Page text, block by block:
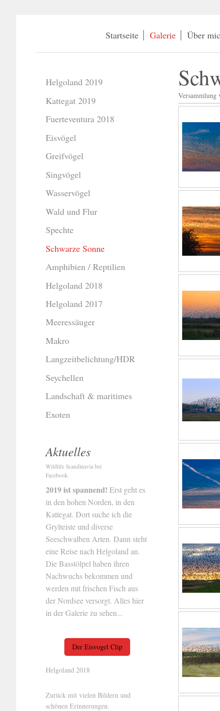
Startseite Galerie Über
Versammlung
Helgoland 2019
Kattegat 2019
Fuerteventura 2018
Eisvögel
Greifvögel
Singvögel
Wasservögel
Wald und Flur
Spechte
Schwarze Sonne
Amphibien / Reptilien
Helgoland 2018
Helgoland 2017
Meeressäuger
Makro
Langzeitbelichtung/HDR
Seychellen
Landschaft & maritimes
Exoten
Aktuelles
Wildlife Scandinavia bei
Facebook.
2019 ist spannend! Erst geht es
in den hohen Norden, in den
Kattegat. Dort suche ich die
Grylteiste und diverse
Seeschwalben Arten. Dann steht
eine Reise nach Helgoland an.
Die Basstölpel haben ihren
Nachwuchs bekommen und
werden mit frischen Fisch aus
der Nordsee versorgt. Alles hier
in der Galerie zu sehen...
Der Eisvogel Clip
Helgoland 2018
Zurück mit vielen Bildern und
schönen Erinnerungen.